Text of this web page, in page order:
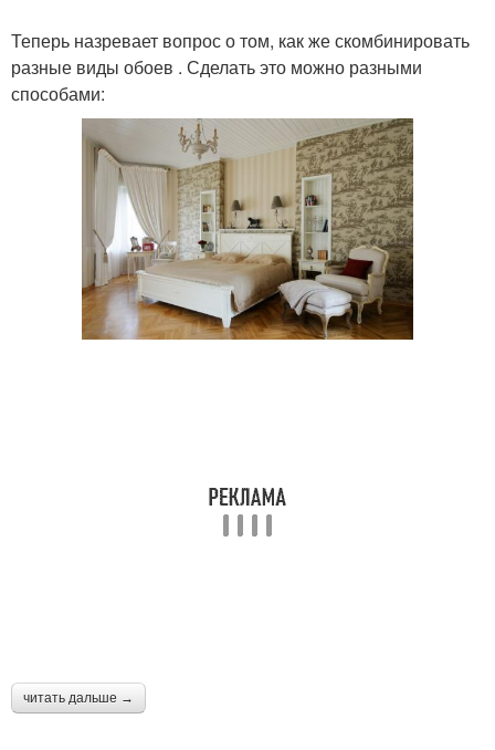
Теперь назревает вопрос о том, как же скомбинировать
разные виды обоев . Сделать это можно разными
способами:
читать дальше →